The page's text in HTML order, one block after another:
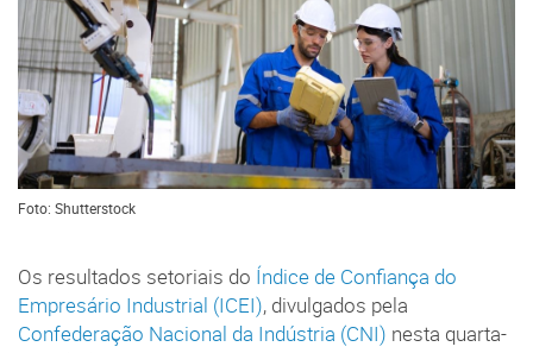
Foto: Shutterstock
Os resultados setoriais do Índice de Confiança do
Empresário Industrial (ICEI), divulgados pela
Confederação Nacional da Indústria (CNI) nesta quarta-